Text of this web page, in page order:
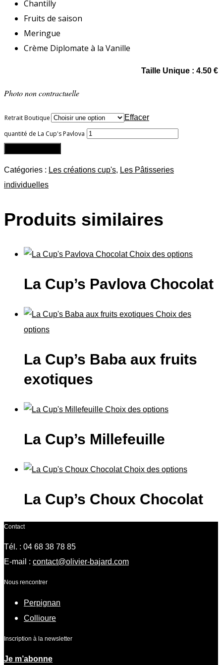
Chantilly
Fruits de saison
Meringue
Crème Diplomate à la Vanille
Taille Unique : 4.50 €
Photo non contractuelle
Retrait Boutique
Effacer
quantité de La Cup's Pavlova
Catégories : Les créations cup's, Les Pâtisseries
individuelles
Produits similaires
Choix des options
La Cup’s Pavlova Chocolat
Choix des
options
La Cup’s Baba aux fruits
exotiques
Choix des options
La Cup’s Millefeuille
Choix des options
La Cup’s Choux Chocolat
Contact
Tél. : 04 68 38 78 85
E-mail : contact@olivier-bajard.com
Nous rencontrer
Perpignan
Collioure
Inscription à la newsletter
Je m’abonne